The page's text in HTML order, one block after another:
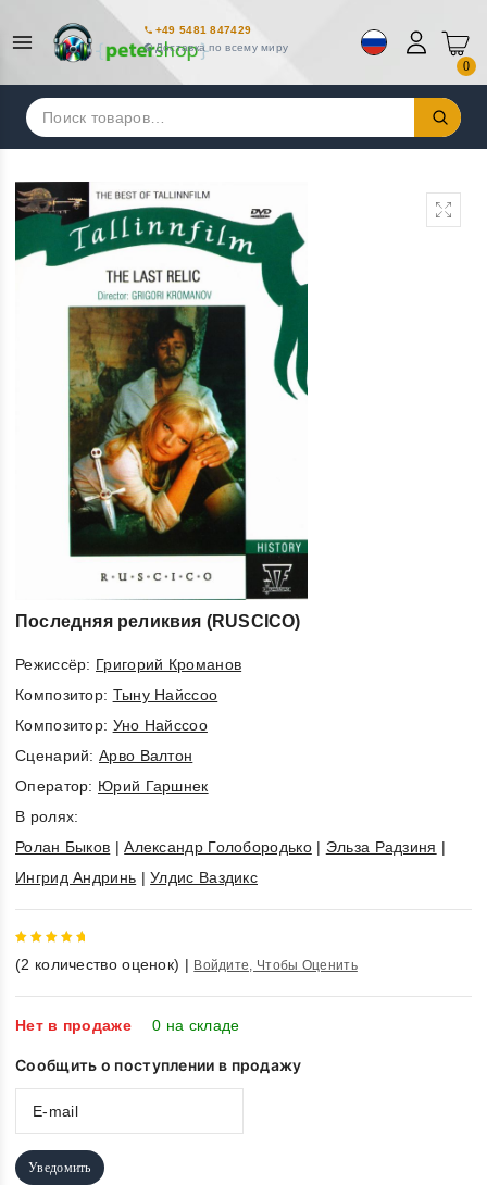
+49 5481 847429
Доставка по всему миру
0
Искать:
Последняя реликвия (RUSCICO)
Режиссёр: Григорий Кроманов
Композитор: Тыну Найссоо
Композитор: Уно Найссоо
Cценарий: Арво Валтон
Оператор: Юрий Гаршнек
В ролях:
Ролан Быков |Александр Голобородько| Эльза Радзиня |
Ингрид Андринь |Улдис Ваздикс
5
(2 количество оценок) | Войдите, Чтобы Оценить
Нет в продаже 0 на складе
Сообщить о поступлении в продажу
Уведомить